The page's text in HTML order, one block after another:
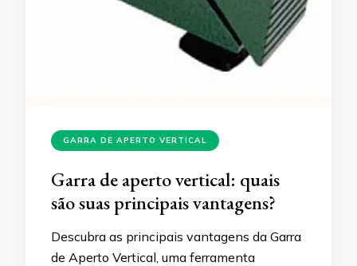
GARRA DE APERTO VERTICAL
Garra de aperto vertical: quais
são suas principais vantagens?
Descubra as principais vantagens da Garra
de Aperto Vertical, uma ferramenta